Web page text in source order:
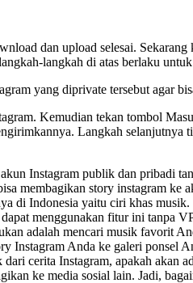
dan upload selesai.
langkah di atas berlaku
yang diprivate tersebut agar
Kemudian tekan tombol
Langkah selanjutnya
Instagram publik dan pribadi
membagikan story instagram ke
di Indonesia yaitu ciri khas
menggunakan fitur ini tanpa
adalah mencari musik favorit
Instagram Anda ke galeri ponsel
cerita Instagram, apakah akan
ke media sosial lain. Jadi,